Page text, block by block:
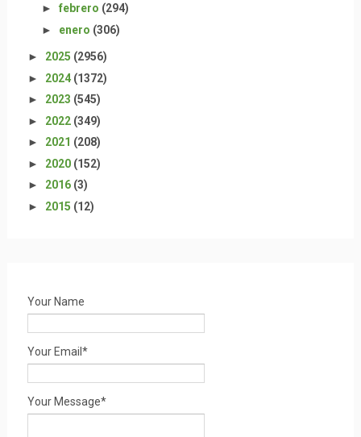
► febrero (294)
► enero (306)
► 2025 (2956)
► 2024 (1372)
► 2023 (545)
► 2022 (349)
► 2021 (208)
► 2020 (152)
► 2016 (3)
► 2015 (12)
Your Name
Your Email*
Your Message*